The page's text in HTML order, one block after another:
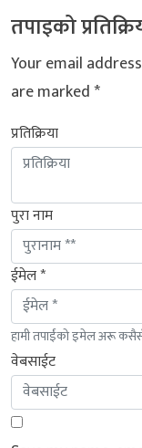
तपाइको
Your email
are marked*
प्रतिक्रिया
पुरा नाम
ईमेल *
हामी तपाईंको इमेल अरू
वेबसाईट